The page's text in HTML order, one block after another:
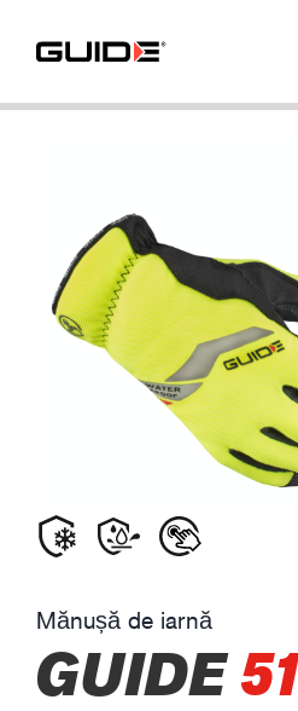
Mănușă de iarnă
GUIDE